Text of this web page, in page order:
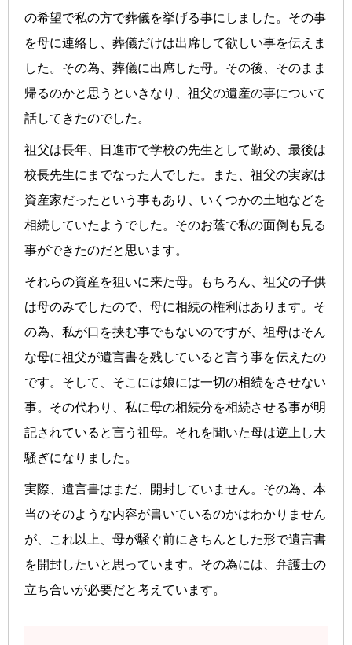
の希望で私の方で葬儀を挙げる事にしました。その事
を母に連絡し、葬儀だけは出席して欲しい事を伝えま
した。その為、葬儀に出席した母。その後、そのまま
帰るのかと思うといきなり、祖父の遺産の事について
話してきたのでした。
祖父は長年、日進市で学校の先生として勤め、最後は
校長先生にまでなった人でした。また、祖父の実家は
資産家だったという事もあり、いくつかの土地などを
相続していたようでした。そのお蔭で私の面倒も見る
事ができたのだと思います。
それらの資産を狙いに来た母。もちろん、祖父の子供
は母のみでしたので、母に相続の権利はあります。そ
の為、私が口を挟む事でもないのですが、祖母はそん
な母に祖父が遺言書を残していると言う事を伝えたの
です。そして、そこには娘には一切の相続をさせない
事。その代わり、私に母の相続分を相続させる事が明
記されていると言う祖母。それを聞いた母は逆上し大
騒ぎになりました。
実際、遺言書はまだ、開封していません。その為、本
当のそのような内容が書いているのかはわかりません
が、これ以上、母が騒ぐ前にきちんとした形で遺言書
を開封したいと思っています。その為には、弁護士の
立ち合いが必要だと考えています。